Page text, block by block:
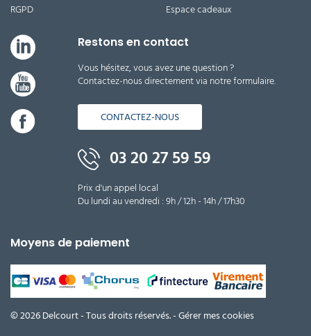
RGPD
Espace cadeaux
Restons en contact
Vous hésitez, vous avez une question ?
Contactez-nous directement via notre formulaire.
CONTACTEZ-NOUS
03 20 27 59 59
Prix d'un appel local
Du lundi au vendredi : 9h / 12h - 14h / 17h30
Moyens de paiement
© 2026 Delcourt - Tous droits réservés. -Gérer mes cookies